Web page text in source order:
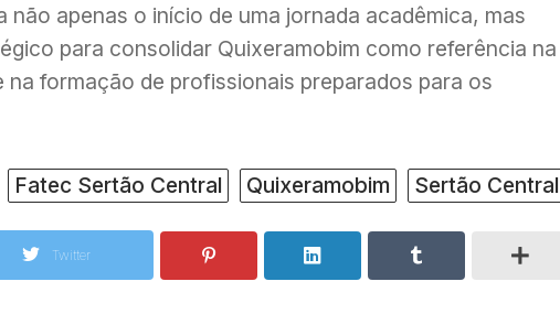
não apenas o início de uma jornada acadêmica, mas
para consolidar Quixeramobim como referência na
formação de profissionais preparados para os
Fatec Sertão Central Quixeramobim Sertão Central
Twitter